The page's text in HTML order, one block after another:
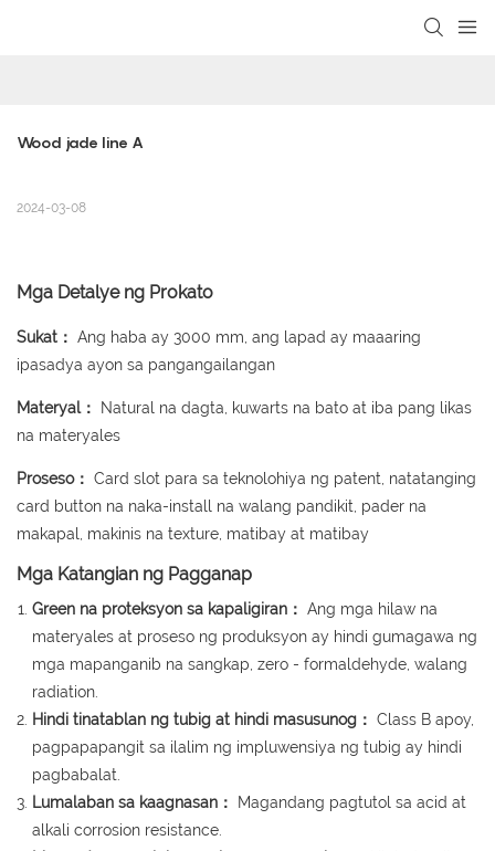
Wood jade line A
2024-03-08
Mga Detalye ng Prokato
Sukat： Ang haba ay 3000 mm, ang lapad ay maaaring
ipasadya ayon sa pangangailangan
Materyal：
Natural na dagta, kuwarts na bato at iba pang likas
na materyales
Proseso： Card slot para sa teknolohiya ng patent, natatanging
card button na naka-install na walang pandikit, pader na
makapal, makinis na texture, matibay at matibay
Mga Katangian ng Pagganap
Green na proteksyon sa kapaligiran： Ang mga hilaw na
materyales at proseso ng produksyon ay hindi gumagawa ng
mga mapanganib na sangkap, zero - formaldehyde, walang
radiation.
Hindi tinatablan ng tubig at hindi masusunog： Class B apoy,
pagpapapangit sa ilalim ng impluwensiya ng tubig ay hindi
pagbabalat.
Lumalaban sa kaagnasan：
Magandang pagtutol sa acid at
alkali corrosion resistance.